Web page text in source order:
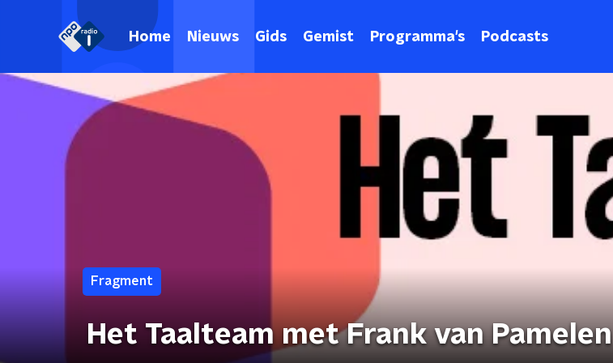
Home Nieuws Gids Gemist Programma's Podcasts
Fragment
Het Taalteam met Frank van Pamelen